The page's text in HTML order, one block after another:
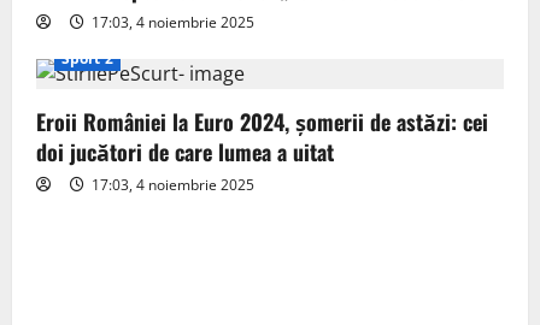
n
17:03, 4 noiembrie 2025
Sport 2
Eroii României la Euro 2024, șomerii de astăzi: cei
doi jucători de care lumea a uitat
17:03, 4 noiembrie 2025